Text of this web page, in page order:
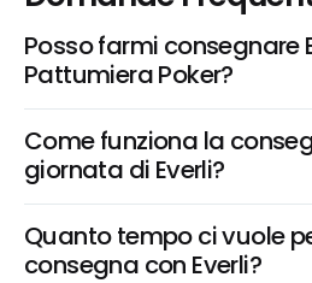
Posso farmi consegnare
Pattumiera Poker?
Come funziona la
giornata di Everli?
Quanto tempo ci vuole
consegna con Everli?